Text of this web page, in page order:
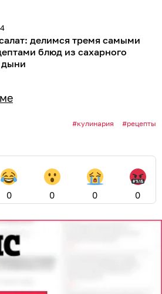
делимся тремя самыми
блюд из сахарного
дыни
кулинария рецепты
0 0 0 0